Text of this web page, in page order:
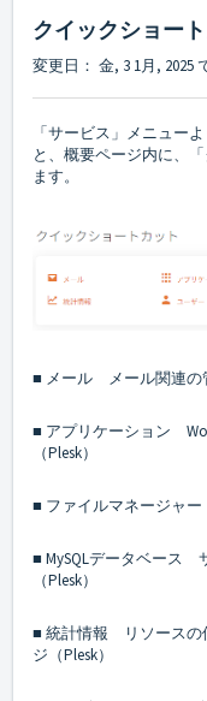
クイックショー
変更日： 金, 3 1月, 2025
「サービス」メニュー
と、概要ページ内に、
ます。
■ メール メール関連の
■ アプリケーション
（Plesk）
■ ファイルマネージャー
■ MySQLデータベース
（Plesk）
■ 統計情報 リソースの
ジ（Plesk）